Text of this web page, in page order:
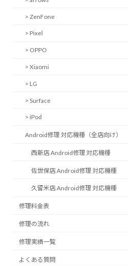
> ZenFone
> Pixel
> OPPO
> Xiaomi
> LG
> Surface
> iPod
Android修理 対応機種（全店向け）
西新店 Android修理 対応機種
佐世保店 Android修理 対応機種
久留米店 Android修理 対応機種
修理料金表
修理の流れ
修理実績一覧
よくある質問